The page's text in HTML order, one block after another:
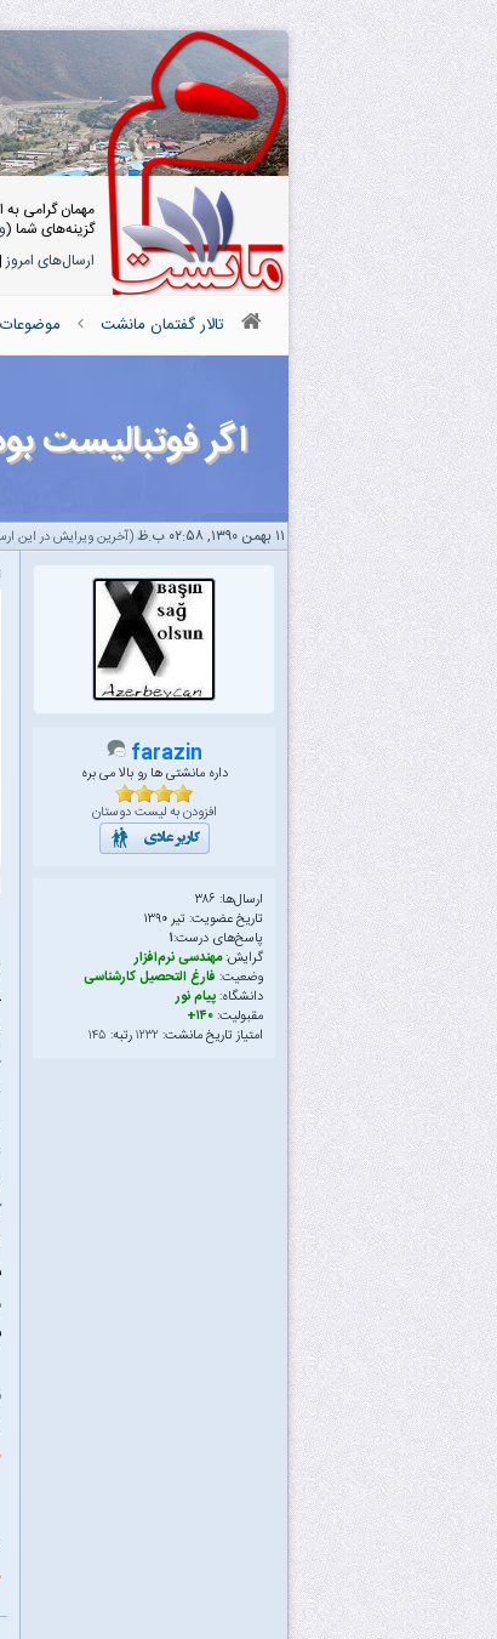
مهمان گرامی
گزینه‌های شما (
ارسال‌های امروز|
تالار گفتمان مانشت موضوعات
اگر فوتبالیست
۱۱ بهمن ۱۳۹۰, ۰۲:۵۸ ب.ظ (آخرین ویرایش در این ارسال: ۱۱ بهمن ۱۳۹۰ ۰۲:۵۹
farazin
داره مانشتی ها رو بالا می بره
افزودن به لیست دوستان
ارسال‌ها: ۳۸۶
تاریخ عضویت: تیر ۱۳۹۰
پاسخ‌های درست:۱
گرایش:مهندسی نرم‌افزار
وضعیت: فارغ التحصیل کارشناسی
دانشگاه:پیام نور
مقبولیت:۱۴۰+
امتیاز تاریخ مانشت: ۱۲۳۲رتبه: ۱۴۵